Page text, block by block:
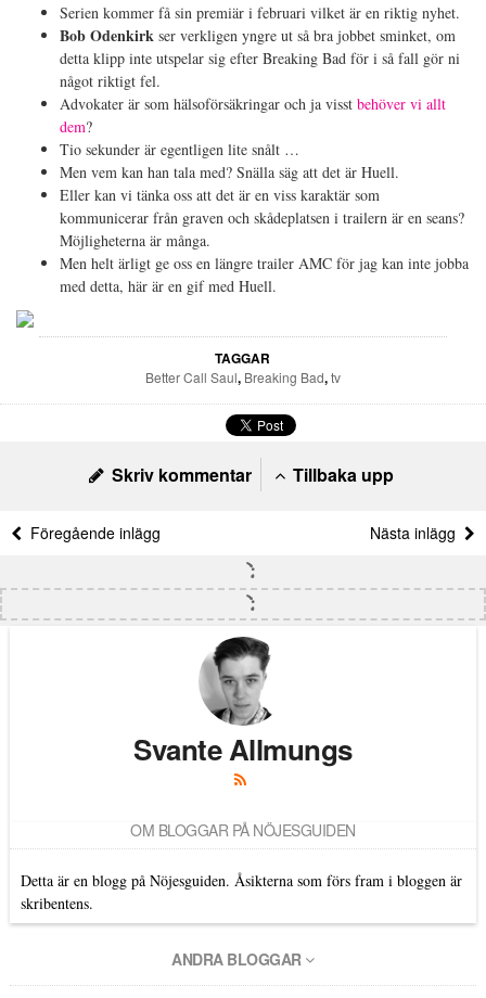
Serien kommer få sin premiär i februari vilket är en riktig nyhet.
Bob Odenkirk ser verkligen yngre ut så bra jobbet sminket, om
detta klipp inte utspelar sig efter Breaking Bad för i så fall gör ni
något riktigt fel.
Advokater är som hälsoförsäkringar och ja visst behöver vi allt
dem?
Tio sekunder är egentligen lite snålt …
Men vem kan han tala med? Snälla säg att det är Huell.
Eller kan vi tänka oss att det är en viss karaktär som
kommunicerar från graven och skådeplatsen i trailern är en seans?
Möjligheterna är många.
Men helt ärligt ge oss en längre trailer AMC för jag kan inte jobba
med detta, här är en gif med Huell.
TAGGAR
Better Call Saul, Breaking Bad,tv
Skriv kommentar Tillbaka upp
Föregående inlägg Nästa inlägg
Svante Allmungs
OM BLOGGAR PÅ NÖJESGUIDEN
Detta är en blogg på Nöjesguiden. Åsikterna som förs fram i bloggen är
skribentens.
ANDRA BLOGGAR